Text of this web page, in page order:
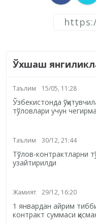
Ўхшаш
Таълим 15/05, 11:28
Ўзбекистонда
тўловлари учун
Таълим 30/12, 21:44
Тўлов-контрактларни
узайтирилди
Жамият 29/12, 16:20
1 январдан айрим
контракт суммаси